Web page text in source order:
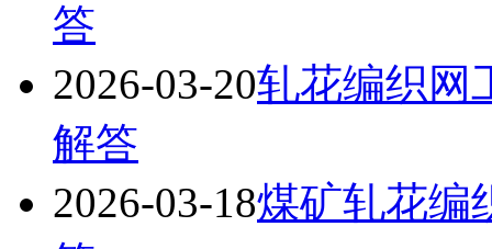
答
2026-03-20轧花编织网
解答
2026-03-18煤矿轧花编